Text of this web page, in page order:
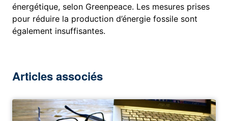
énergétique, selon Greenpeace. Les mesures prises
pour réduire la production d’énergie fossile sont
également insuffisantes.
Articles associés